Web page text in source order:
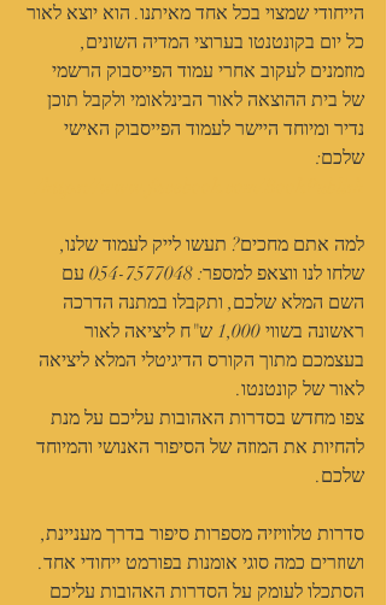
הייחודי שמצוי בכל אחד מאיתנו. הוא יוצא לאור
כל יום בקונטנטו בערוצי המדיה השונים,
מוזמנים לעקוב אחרי עמוד הפייסבוק הרשמי
של בית ההוצאה לאור הבינלאומי ולקבל תוכן
נדיר ומיוחד היישר לעמוד הפייסבוק האישי
שלכם:
למה אתם מחכים? תעשו לייק לעמוד שלנו,
שלחו לנו ווצאפ למספר: 054-7577048 עם
השם המלא שלכם, ותקבלו במתנה הדרכה
ראשונה בשווי 1,000 ש"ח ליציאה לאור
בעצמכם מתוך הקורס הדיגיטלי המלא ליציאה
לאור של קונטנטו.
צפו מחדש בסדרות האהובות עליכם על מנת
להחיות את המוזה של הסיפור האנושי והמיוחד
שלכם.
סדרות טלוויזיה מספרות סיפור בדרך מעניינת,
ושוזרים כמה סוגי אומנות בפורמט ייחודי אחד.
הסתכלו לעומק על הסדרות האהובות עליכם